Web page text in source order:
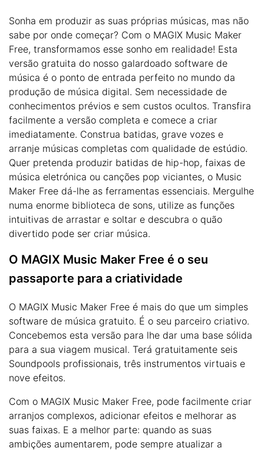
Sonha em produzir as suas próprias músicas, mas não
sabe por onde começar? Com o MAGIX Music Maker
Free, transformamos esse sonho em realidade! Esta
versão gratuita do nosso galardoado software de
música é o ponto de entrada perfeito no mundo da
produção de música digital. Sem necessidade de
conhecimentos prévios e sem custos ocultos. Transfira
facilmente a versão completa e comece a criar
imediatamente. Construa batidas, grave vozes e
arranje músicas completas com qualidade de estúdio.
Quer pretenda produzir batidas de hip-hop, faixas de
música eletrónica ou canções pop viciantes, o Music
Maker Free dá-lhe as ferramentas essenciais. Mergulhe
numa enorme biblioteca de sons, utilize as funções
intuitivas de arrastar e soltar e descubra o quão
divertido pode ser criar música.
O MAGIX Music Maker Free é o seu
passaporte para a criatividade
O MAGIX Music Maker Free é mais do que um simples
software de música gratuito. É o seu parceiro criativo.
Concebemos esta versão para lhe dar uma base sólida
para a sua viagem musical. Terá gratuitamente seis
Soundpools profissionais, três instrumentos virtuais e
nove efeitos.
Com o MAGIX Music Maker Free, pode facilmente criar
arranjos complexos, adicionar efeitos e melhorar as
suas faixas. E a melhor parte: quando as suas
ambições aumentarem, pode sempre atualizar a